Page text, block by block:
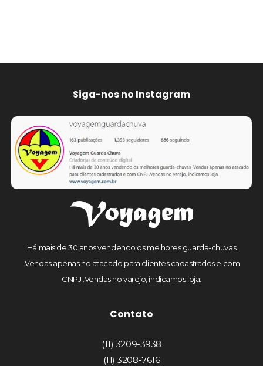
Siga-nos no Instagram
Há mais de 30 anos vendendo os melhores guarda-chuvas
.Vendas apenas no atacado para clientes cadastrados e com
CNPJ .Vendas no varejo, indicamos loja.
Contato
(11) 3209-3938
(11) 3208-7616